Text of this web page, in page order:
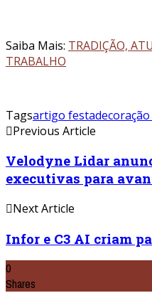
Saiba Mais: TRADIÇÃO,
TRABALHO
Tagsartigo festa
Previous Article
Velodyne Lidar
executivas para
Next Article
Infor e C3 AI criam
0
Shares